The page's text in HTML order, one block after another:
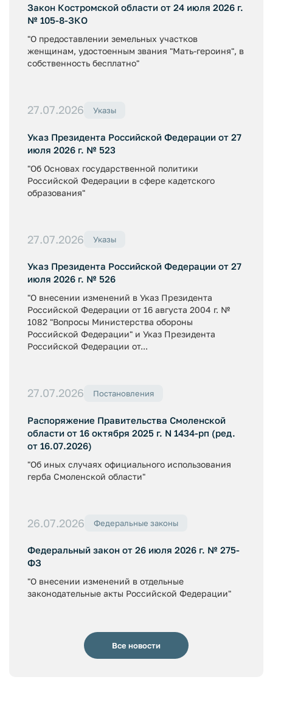
Закон Костромской области от 24 июля 2026 г.
№ 105-8-ЗКО
"О предоставлении земельных участков
женщинам, удостоенным звания "Мать-героиня", в
собственность бесплатно"
27.07.2026 Указы
Указ Президента Российской Федерации от 27
июля 2026 г. № 523
"Об Основах государственной политики
Российской Федерации в сфере кадетского
образования"
27.07.2026 Указы
Указ Президента Российской Федерации от 27
июля 2026 г. № 526
"О внесении изменений в Указ Президента
Российской Федерации от 16 августа 2004 г. №
1082 "Вопросы Министерства обороны
Российской Федерации" и Указ Президента
Российской Федерации от...
27.07.2026 Постановления
Распоряжение Правительства Смоленской
области от 16 октября 2025 г. N 1434-рп (ред.
от 16.07.2026)
"Об иных случаях официального использования
герба Смоленской области"
26.07.2026 Федеральные законы
Федеральный закон от 26 июля 2026 г. № 275-
ФЗ
"О внесении изменений в отдельные
законодательные акты Российской Федерации"
Все новости